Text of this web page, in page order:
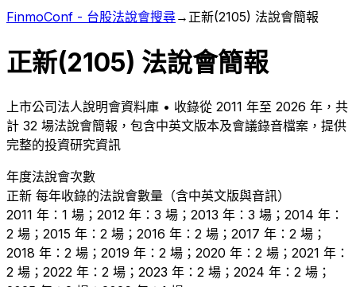
FinmoConf - 台股法說會搜尋→ 正新(2105) 法說會簡報
正新(2105) 法說會簡報
上市公司法人說明會資料庫 • 收錄從 2011 年至 2026 年，共
計 32 場法說會簡報，包含中英文版本及會議錄音檔案，提供
完整的投資研究資訊
年度法說會次數
正新 每年收錄的法說會數量（含中英文版與音訊）
2011 年：1 場；2012 年：3 場；2013 年：3 場；2014 年：
2 場；2015 年：2 場；2016 年：2 場；2017 年：2 場；
2018 年：2 場；2019 年：2 場；2020 年：2 場；2021 年：
2 場；2022 年：2 場；2023 年：2 場；2024 年：2 場；